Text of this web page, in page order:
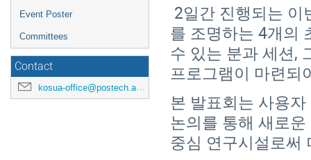
Event Poster
Committees
Contact
kosua-office@postech.ac.kr
2일간 진행되는 이
를 조명하는 4개의
수 있는 분과 세션,
프로그램이 마련되
본 발표회는 사용
논의를 통해 새로
중심 연구시설로써